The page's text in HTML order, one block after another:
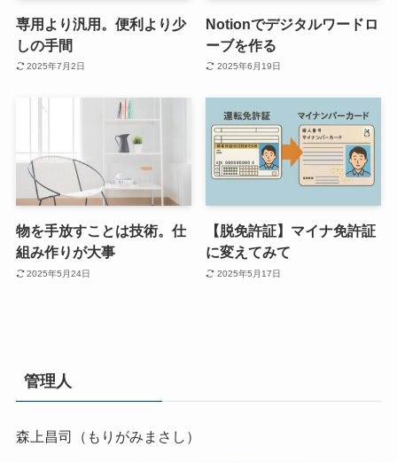
専用より汎用。便利より少
しの手間
2025年7月2日
Notionでデジタルワードロ
ーブを作る
2025年6月19日
物を手放すことは技術。仕
組み作りが大事
2025年5月24日
【脱免許証】マイナ免許証
に変えてみて
2025年5月17日
管理人
森上昌司（もりがみまさし）